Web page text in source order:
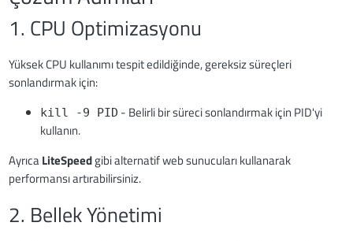
1. CPU Optimizasyonu
Yüksek CPU kullanımı tespit edildiğinde, gereksiz süreçleri
sonlandırmak için:
kill -9 PID - Belirli bir süreci sonlandırmak için PID'yi
kullanın.
AyrıcaLiteSpeedgibi alternatif web sunucuları kullanarak
performansı artırabilirsiniz.
2. Bellek Yönetimi